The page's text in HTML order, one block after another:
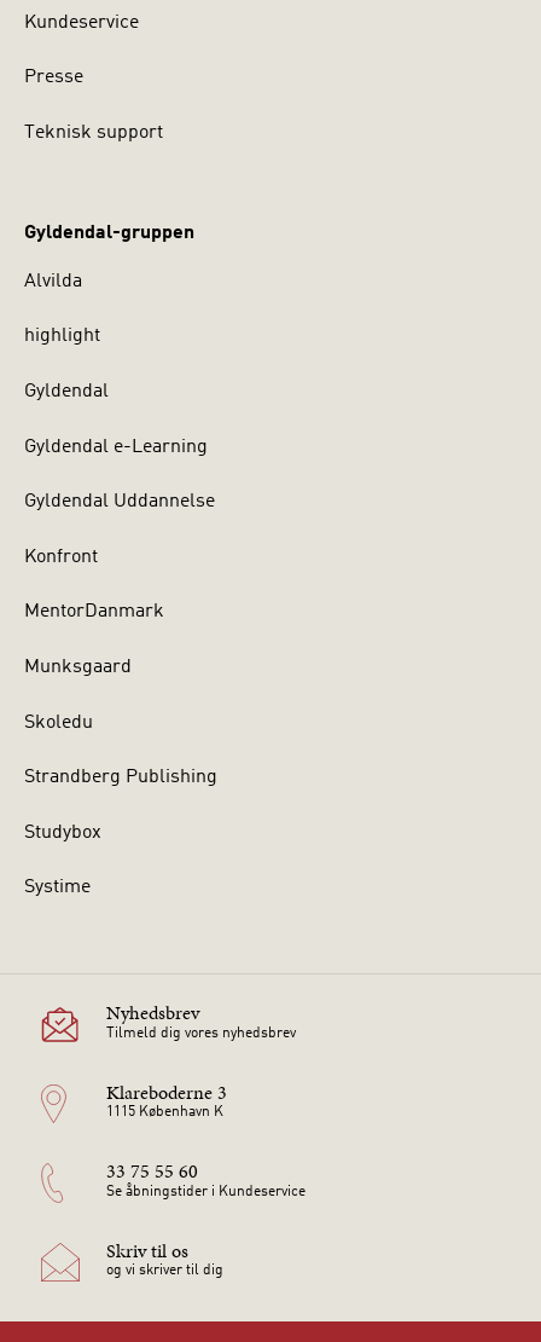
Kundeservice
Presse
Teknisk support
Gyldendal-gruppen
Alvilda
highlight
Gyldendal
Gyldendal e-Learning
Gyldendal Uddannelse
Konfront
MentorDanmark
Munksgaard
Skoledu
Strandberg Publishing
Studybox
Systime
Nyhedsbrev
Tilmeld dig vores nyhedsbrev
Klareboderne 3
1115 København K
33 75 55 60
Se åbningstider i Kundeservice
Skriv til os
og vi skriver til dig